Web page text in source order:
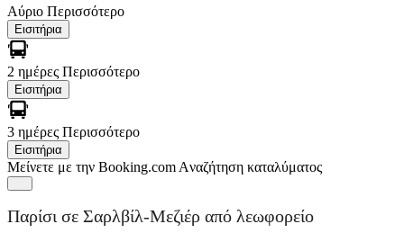
Αύριο Περισσότερο
Εισιτήρια
2 ημέρες Περισσότερο
Εισιτήρια
3 ημέρες Περισσότερο
Εισιτήρια
Μείνετε με την Booking.com Aναζήτηση καταλύματος
Παρίσι σε Σαρλβίλ-Μεζιέρ από λεωφορείο